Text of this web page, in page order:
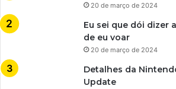
20 de março de 2024
Eu sei que dói dizer
de eu voar
20 de março de 2024
Detalhes da
Update